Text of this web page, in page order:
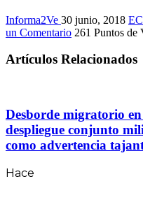
Informa2Ve 30 junio, 2018
un Comentario 261 Puntos de
Artículos Relacionados
Desborde migratorio
despliegue conjunto
como advertencia
Hace